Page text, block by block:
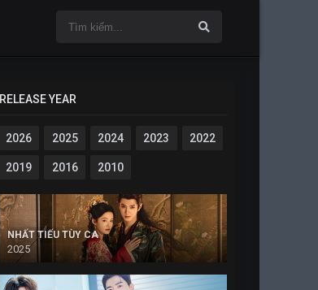
RELEASE YEAR
2026 2025 2024 2023 2022
2019 2016 2010
NHẤT TIẾU TÙY CA
2025